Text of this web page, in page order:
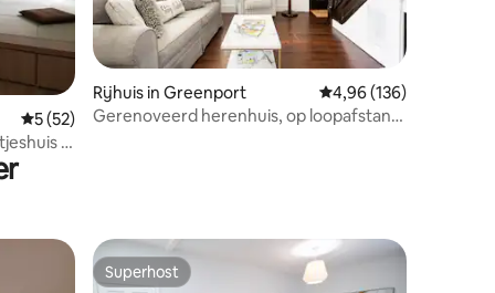
Gemiddelde beoordeling van 5 op 5, 52 recensies
5 (52)
in
Rijhuis in Greenport Gemiddelde
4,96 (136)
Gerenoveerd herenhuis, op loopafstand
Superhost
Superhost